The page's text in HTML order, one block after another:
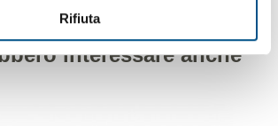
Rifiuta
interessare anche